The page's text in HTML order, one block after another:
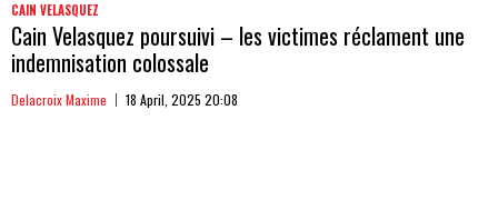
CAIN VELASQUEZ
Cain Velasquez poursuivi – les victimes réclament une
indemnisation colossale
Delacroix Maxime 18 April, 2025 20:08